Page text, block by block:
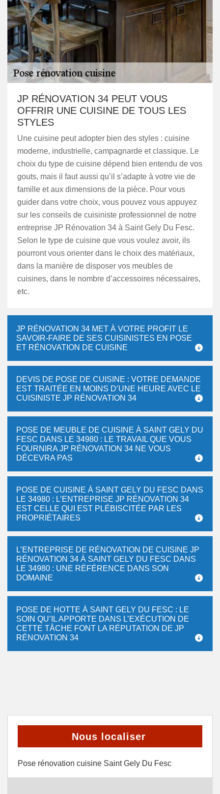
JP RÉNOVATION 34 PEUT VOUS
OFFRIR UNE CUISINE DE TOUS LES
STYLES
Une cuisine peut adopter bien des styles : cuisine
moderne, industrielle, campagnarde et classique. Le
choix du type de cuisine dépend bien entendu de vos
gouts, mais il faut aussi qu’il s’adapte à votre vie de
famille et aux dimensions de la pièce. Pour vous
guider dans votre choix, vous pouvez vous appuyez
sur les conseils de cuisiniste professionnel de notre
entreprise JP Rénovation 34 à Saint Gely Du Fesc.
Selon le type de cuisine que vous voulez avoir, ils
pourront vous orienter dans le choix des matériaux,
dans la manière de disposer vos meubles de
cuisines, dans le nombre d’accessoires nécessaires,
etc.
JP RÉNOVATION 34 MET À VOTRE PROFIT LE
SAVOIR-FAIRE DE SES CUISINISTES EN POSE
ET RÉNOVATION DE CUISINE
DEVIS DE POSE DE CUISINE : VOTRE DEMANDE
EST TRAITÉE EN MOINS D’UNE HEURE AVEC LE
CUISINISTE JP RÉNOVATION 34
POSE DE MEUBLE DE CUISINE À SAINT GELY DU
FESC DANS LE 34980 : LE TRAVAIL QUE VOUS
FOURNIRA JP RÉNOVATION 34 NE VOUS
DÉCEVRA PAS
POSE DE CUISINE À SAINT GELY DU FESC DANS
LE 34980 : L’ENTREPRISE JP RÉNOVATION 34
EST CELLE QUI EST PLÉBISCITÉE PAR LES
PROPRIÉTAIRES
L’ENTREPRISE DE RÉNOVATION DE CUISINE JP
RÉNOVATION 34 À SAINT GELY DU FESC DANS
LE 34980 : UNE RÉFÉRENCE DANS SON
DOMAINE
POSE DE HOTTE À SAINT GELY DU FESC : LE
SOIN QU’IL APPORTE DANS L’EXÉCUTION DE
CETTE TÂCHE FONT LA RÉPUTATION DE JP
RÉNOVATION 34
Nous localiser
Pose rénovation cuisine Saint Gely Du Fesc